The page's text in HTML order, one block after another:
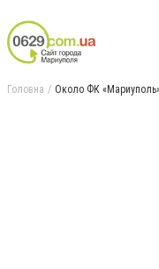
Головна Около ФК